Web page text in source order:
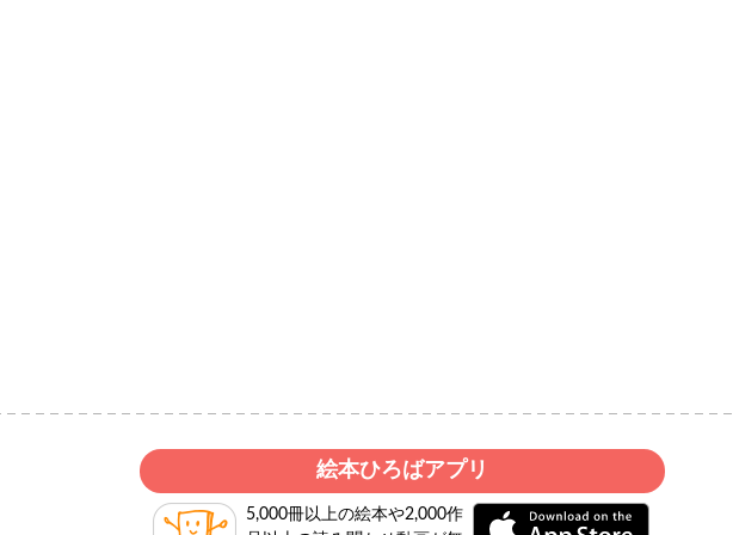
絵本ひろばアプリ
5,000冊以上の絵本や2,000作